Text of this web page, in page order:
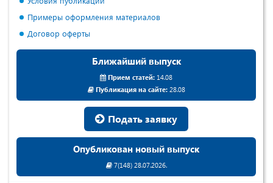
Примеры оформления материалов
Договор оферты
Ближайший выпуск
Прием статей: 14.08
Публикация на сайте:28.08
Подать заявку
Опубликован новый выпуск
7(148) 28.07.2026.